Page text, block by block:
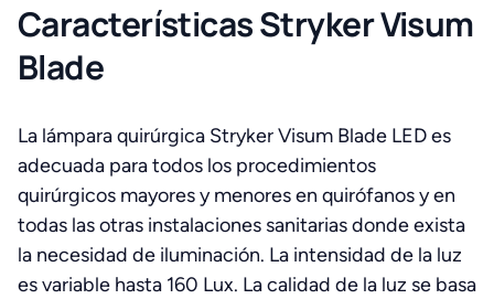
CaracterísticasStryker Visum
Blade
La lámpara quirúrgica StrykerVisum Blade LED es
adecuada para todos los procedimientos
quirúrgicos mayores y menores en quirófanos y en
todas las otras instalaciones sanitarias donde exista
la necesidad de iluminación. La intensidad de la luz
es variable hasta 160 Lux. La calidad de la luz se basa